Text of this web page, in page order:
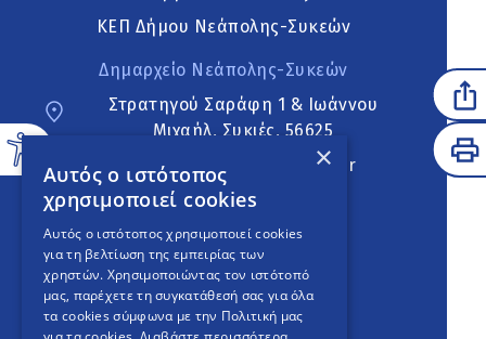
ΚΕΠ Δήμου Νεάπολης-Συκεών
Δημαρχείο Νεάπολης-Συκεών
Στρατηγού Σαράφη 1 & Ιωάννου
Μιχαήλ, Συκιές, 56625
neapoli.sykies@ddt.gov.gr
Ακολουθήστε
English Version
×
Αυτός ο ιστότοπος
χρησιμοποιεί cookies
Αυτός ο ιστότοπος χρησιμοποιεί cookies
για τη βελτίωση της εμπειρίας των
χρηστών. Χρησιμοποιώντας τον ιστότοπό
μας, παρέχετε τη συγκατάθεσή σας για όλα
τα cookies σύμφωνα με την Πολιτική μας